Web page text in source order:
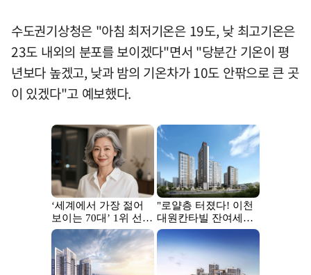
수도권기상청은 "아침 최저기온은 19도, 낮 최고기온은
23도 내외의 분포를 보이겠다"면서 "당분간 기온이 평
년보다 높겠고, 낮과 밤의 기온차가 10도 안팎으로 큰 곳
이 있겠다"고 예보했다.